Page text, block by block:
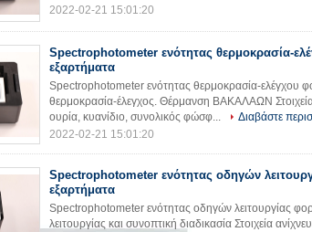
2022-02-21 15:01:20
Spectrophotometer ενότητας θερμοκρασία-
εξαρτήματα
Spectrophotometer ενότητας θερμοκρασία-ελέγχου
θερμοκρασία-έλεγχος. Θέρμανση ΒΑΚΑΛΑΩΝ
ουρία, κυανίδιο, συνολικός φώσφ...
Διαβάστε
2022-02-21 15:01:20
Spectrophotometer ενότητας οδηγών
εξαρτήματα
Spectrophotometer ενότητας οδηγών λειτουργίας
λειτουργίας και συνοπτική διαδικασία Στοιχεία